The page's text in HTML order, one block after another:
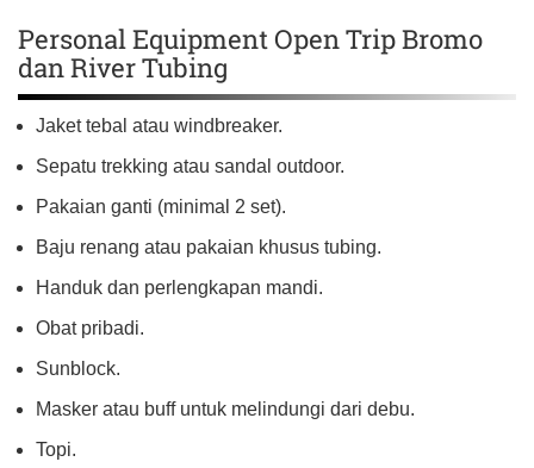
Personal Equipment Open Trip Bromo
dan River Tubing
Jaket tebal atau windbreaker.
Sepatu trekking atau sandal outdoor.
Pakaian ganti (minimal 2 set).
Baju renang atau pakaian khusus tubing.
Handuk dan perlengkapan mandi.
Obat pribadi.
Sunblock.
Masker atau buff untuk melindungi dari debu.
Topi.